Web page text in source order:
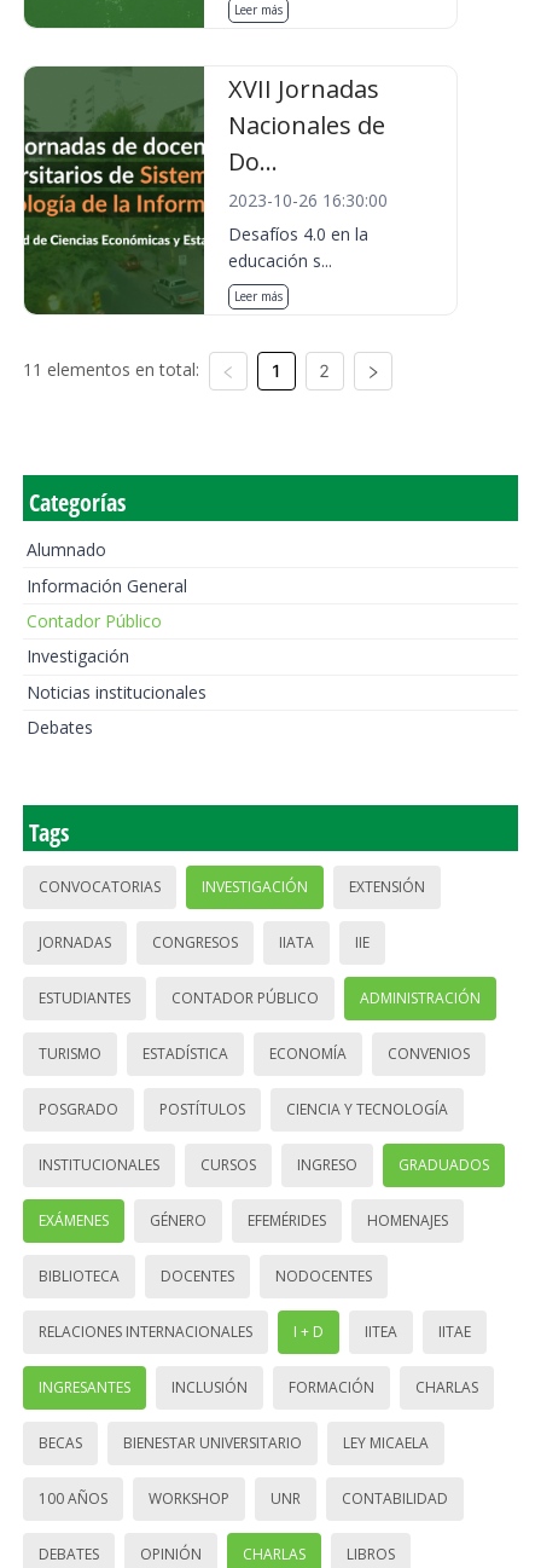
Leer más
XVII Jornadas
Nacionales de
Do...
2023-10-26 16:30:00
Desafíos 4.0 en la
educación s...
Leer más
11 elementos en total: 1 2
Categorías
Alumnado
Información General
Contador Público
Investigación
Noticias institucionales
Debates
Tags
CONVOCATORIAS INVESTIGACIÓN EXTENSIÓN
JORNADAS CONGRESOS IIATA IIE
ESTUDIANTES CONTADOR PÚBLICO ADMINISTRACIÓN
TURISMO ESTADÍSTICA ECONOMÍA CONVENIOS
POSGRADO POSTÍTULOS CIENCIA Y TECNOLOGÍA
INSTITUCIONALES CURSOS INGRESO GRADUADOS
EXÁMENES GÉNERO EFEMÉRIDES HOMENAJES
BIBLIOTECA DOCENTES NODOCENTES
RELACIONES INTERNACIONALES I + D IITEA IITAE
INGRESANTES INCLUSIÓN FORMACIÓN CHARLAS
BECAS BIENESTAR UNIVERSITARIO LEY MICAELA
100 AÑOS WORKSHOP UNR CONTABILIDAD
DEBATES OPINIÓN CHARLAS LIBROS